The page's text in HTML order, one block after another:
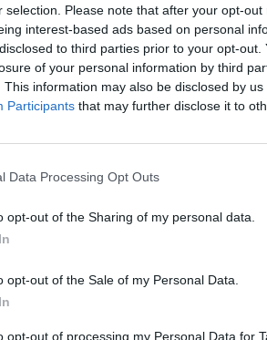
selection. Please note that after your opt-
interest-based ads based on personal
to third parties prior to your opt-
of your personal information by third
This information may also be disclosed by
Participants that may further disclose it to
Data Processing Opt Outs
opt-out of the Sharing of my personal data.
opt-out of the Sale of my Personal Data.
opt-out of processing my Personal Data for
La struttura vicino Montopoli
Agriturismo Ulivo
6.65 km
Via Delle Casine 63,San Miniato
L'Agriturismo Ulivo sorge sulle
sua posizione strategica consente di
Via De Gasperi 8,Alica
L'Hotel Borgo di Alica si trova ad
zona. Ideale per trascorrere
Pisa a 30 km, Lucc...